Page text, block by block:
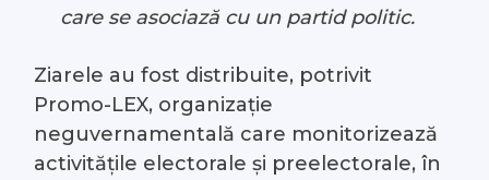
care se asociază cu un partid politic.
Ziarele au fost distribuite, potrivit
Promo-LEX, organizație
neguvernamentală care monitorizează
activitățile electorale și preelectorale, în